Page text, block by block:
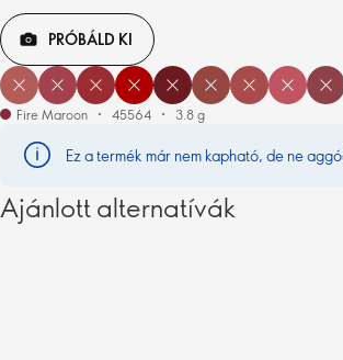
PRÓBÁLD KI
Fire Maroon 45564 3.8 g
Ez a termék már nem kapható, de ne
Ajánlott alternatívák